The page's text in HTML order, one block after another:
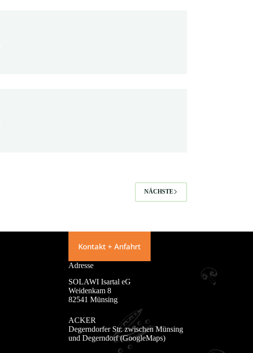
NÄCHSTE
Kontakt + Anfahrt
Adresse
SOLAWI Isartal eG
Weidenkam 8
82541 Münsing
ACKER
Degerndorfer Str. zwischen Münsing
und Degerndorf (GoogleMaps)